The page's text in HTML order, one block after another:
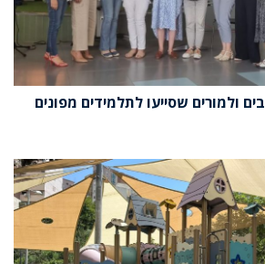
ולמורים שסייעו לתלמידים מפונים